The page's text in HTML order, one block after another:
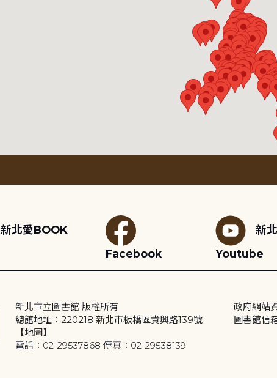
新北愛BOOK
Facebook
新
Youtube
新北市立圖書館 版權所有
總館地址：220218 新北市板橋區貴興路139號
【地圖】
電話：02-29537868 傳真：02-29538139
政府網站
圖書館信